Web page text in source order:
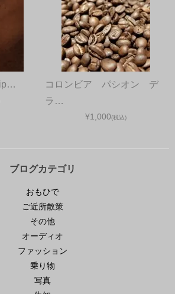
コロンビア パシオン デ
ラ…
¥1,000(税込)
ブログカテゴリ
おもひで
ご近所散策
その他
オーディオ
ファッション
乗り物
写真